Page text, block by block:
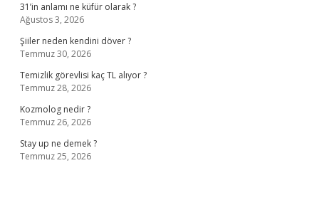
31’in anlamı ne küfür olarak ?
Ağustos 3, 2026
Şiiler neden kendini döver ?
Temmuz 30, 2026
Temizlik görevlisi kaç TL alıyor ?
Temmuz 28, 2026
Kozmolog nedir ?
Temmuz 26, 2026
Stay up ne demek ?
Temmuz 25, 2026